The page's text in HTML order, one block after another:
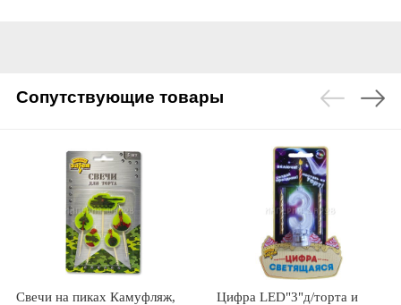
Сопутствующие товары
Свечи на пиках Камуфляж,
Цифра LED"3"д/торта и